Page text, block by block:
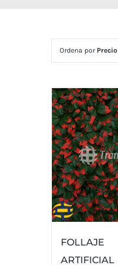
Ordena por Precio
FOLLAJE
ARTIFICIAL